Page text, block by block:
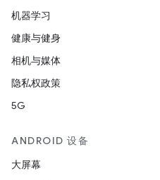
机器学习
健康与健身
相机与媒体
隐私权政策
5G
ANDROID 设备
大屏幕